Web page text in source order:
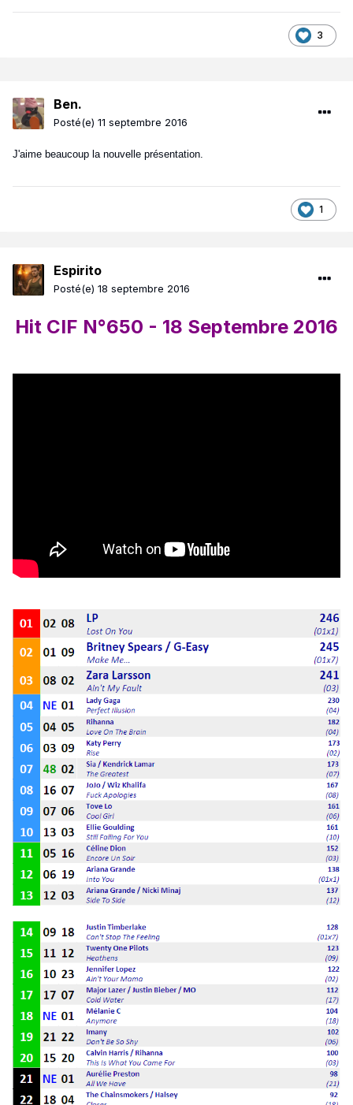
3
Ben.
Posté(e) 11 septembre 2016
J'aime beaucoup la nouvelle présentation.
1
Espirito
Posté(e) 18 septembre 2016
Hit CIF N°650 - 18 Septembre 2016